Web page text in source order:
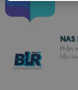
Phần
liệu